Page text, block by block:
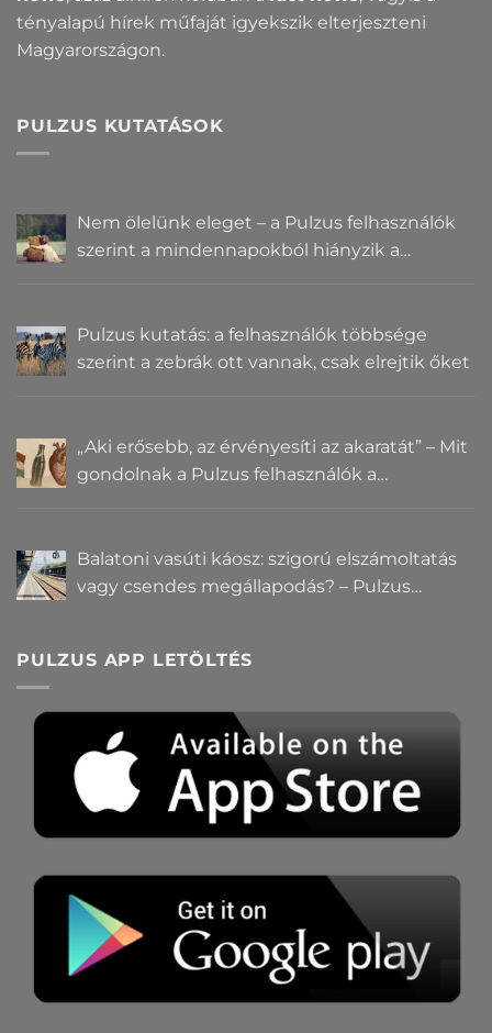
tényalapú hírek műfaját igyekszik elterjeszteni
Magyarországon.
PULZUS KUTATÁSOK
Nem ölelünk eleget – a Pulzus felhasználók
szerint a mindennapokból hiányzik a
Pulzus kutatás: a felhasználók többsége
szerint a zebrák ott vannak, csak elrejtik őket
„Aki erősebb, az érvényesíti az akaratát” – Mit
gondolnak a Pulzus felhasználók a
Balatoni vasúti káosz: szigorú elszámoltatás
vagy csendes megállapodás? – Pulzus
PULZUS APP LETÖLTÉS